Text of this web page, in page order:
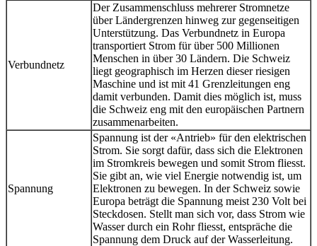
Verbundnetz
Der Zusammenschluss mehrerer Stromnetze
über Ländergrenzen hinweg zur gegenseitigen
Unterstützung. Das Verbundnetz in Europa
transportiert Strom für über 500 Millionen
Menschen in über 30 Ländern. Die Schweiz
liegt geographisch im Herzen dieser riesigen
Maschine und ist mit 41 Grenzleitungen eng
damit verbunden. Damit dies möglich ist, muss
die Schweiz eng mit den europäischen Partnern
zusammenarbeiten.
Spannung
Spannung ist der «Antrieb» für den elektrischen
Strom. Sie sorgt dafür, dass sich die Elektronen
im Stromkreis bewegen und somit Strom fliesst.
Sie gibt an, wie viel Energie notwendig ist, um
Elektronen zu bewegen. In der Schweiz sowie
Europa beträgt die Spannung meist 230 Volt bei
Steckdosen. Stellt man sich vor, dass Strom wie
Wasser durch ein Rohr fliesst, entspräche die
Spannung dem Druck auf der Wasserleitung.